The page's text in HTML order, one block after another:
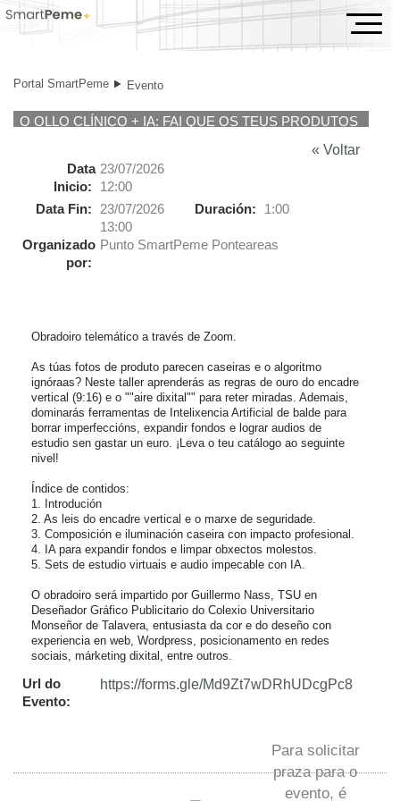
Evento
Portal SmartPeme Evento
O OLLO CLÍNICO + IA: FAI QUE OS TEUS PRODUTOS
« Voltar
Data
Inicio:
23/07/2026
12:00
Data Fin:
23/07/2026
13:00
Duración: 1:00
Organizado
por:
Punto SmartPeme Ponteareas
Obradoiro telemático a través de Zoom.
As túas fotos de produto parecen caseiras e o algoritmo
ignóraas? Neste taller aprenderás as regras de ouro do encadre
vertical (9:16) e o ""aire dixital"" para reter miradas. Ademais,
dominarás ferramentas de Intelixencia Artificial de balde para
borrar imperfeccións, expandir fondos e lograr audios de
estudio sen gastar un euro. ¡Leva o teu catálogo ao seguinte
nivel!
Índice de contidos:
1. Introdución
2. As leis do encadre vertical e o marxe de seguridade.
3. Composición e iluminación caseira con impacto profesional.
4. IA para expandir fondos e limpar obxectos molestos.
5. Sets de estudio virtuais e audio impecable con IA.
O obradoiro será impartido por Guillermo Nass, TSU en
Deseñador Gráfico Publicitario do Colexio Universitario
Monseñor de Talavera, entusiasta da cor e do deseño con
experiencia en web, Wordpress, posicionamento en redes
sociais, márketing dixital, entre outros.
Url do
Evento:
https://forms.gle/Md9Zt7wDRhUDcgPc8
Para solicitar
praza para o
evento, é